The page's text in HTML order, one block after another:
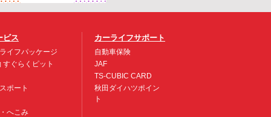
ビス
イフパッケージ
すぐらくピット
ポート
へこみ
カーライフサポート
自動車保険
JAF
TS-CUBIC CARD
秋田ダイハツポイン
ト